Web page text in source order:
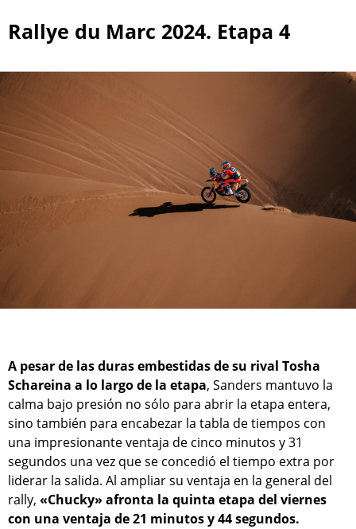
Rallye du Marc 2024. Etapa 4
A pesar de las duras embestidas de su rival Tosha
Schareina a lo largo de la etapa, Sanders mantuvo la
calma bajo presión no sólo para abrir la etapa entera,
sino también para encabezar la tabla de tiempos con
una impresionante ventaja de cinco minutos y 31
segundos una vez que se concedió el tiempo extra por
liderar la salida. Al ampliar su ventaja en la general del
rally, «Chucky» afronta la quinta etapa del viernes
con una ventaja de 21 minutos y 44 segundos.